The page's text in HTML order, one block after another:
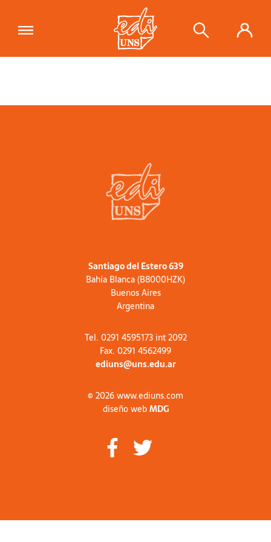
Santiago del Estero 639
Bahía Blanca (B8000HZK)
Buenos Aires
Argentina
Tel. 0291 4595173 int 2092
Fax. 0291 4562499
ediuns@uns.edu.ar
© 2026 www.ediuns.com
diseño webMDG